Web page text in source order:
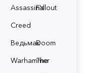
Assassin's
Creed
Fallout
ВедьмакDoom
Warhammer
The